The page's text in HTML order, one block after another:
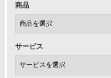
商品
サービス